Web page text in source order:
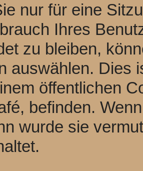
nur für eine
Ihres
zu bleiben,
auswählen. Dies
öffentlichen
befinden.
wurde sie